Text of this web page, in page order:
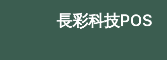
長彩科技POS